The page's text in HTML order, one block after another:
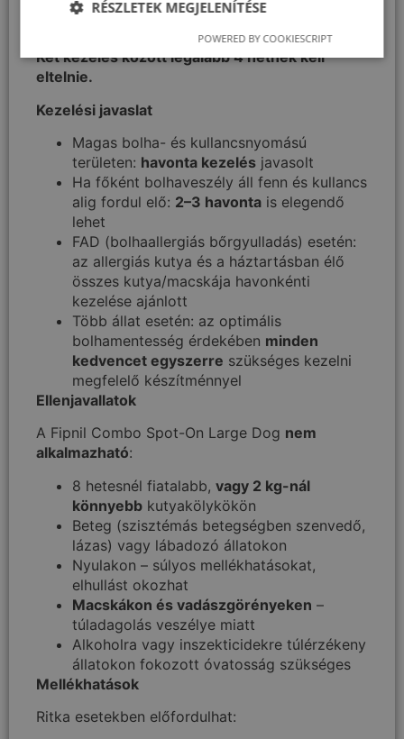
Ürítse ki a pipettát teljesen a bőrre, olyan
helyre, ahonnan az állat nem tudja lenyalni.
Két kezelés között legalább 4 hétnek kell
eltelnie.
Kezelési javaslat
Magas bolha- és kullancsnyomású
területen: havonta kezelés javasolt
Ha főként bolhaveszély áll fenn és kullancs
alig fordul elő: 2–3 havonta is elegendő
lehet
FAD (bolhaallergiás bőrgyulladás) esetén:
az allergiás kutya és a háztartásban élő
összes kutya/macskája havonkénti
kezelése ajánlott
Több állat esetén: az optimális
bolhamentesség érdekében minden
kedvencet egyszerre szükséges kezelni
megfelelő készítménnyel
Ellenjavallatok
A Fipnil Combo Spot-On Large Dog nem
alkalmazható:
8 hetesnél fiatalabb, vagy 2 kg-nál
könnyebb kutyakölykökön
Beteg (szisztémás betegségben szenvedő,
lázas) vagy lábadozó állatokon
Nyulakon – súlyos mellékhatásokat,
elhullást okozhat
Macskákon és vadászgörényeken –
túladagolás veszélye miatt
Alkoholra vagy inszekticidekre túlérzékeny
állatokon fokozott óvatosság szükséges
Mellékhatások
Ritka esetekben előfordulhat:
RÉSZLETEK MEGJELENÍTÉSE
POWERED BY COOKIESCRIPT